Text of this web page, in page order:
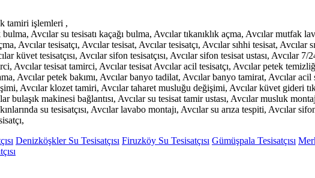
tamiri işlemleri ,
Avcılar su tesisatı kaçağı bulma, Avcılar tıkanıklık açma, Avcılar mutfak
Avcılar tesisatçı, Avcılar tesisat, Avcılar tesisatçı, Avcılar sıhhi tesisat, Avcılar
küvet tesisatçısı, Avcılar sifon tesisatçısı, Avcılar sifon tesisat ustası, Avcılar
Avcılar tesisat tamirci, Avcılar tesisat Avcılar acil tesisatçı, Avcılar petek
Avcılar petek bakımı, Avcılar banyo tadilat, Avcılar banyo tamirat, Avcılar
Avcılar klozet tamiri, Avcılar taharet musluğu değişimi, Avcılar küvet gideri
bulaşık makinesi bağlantısı, Avcılar su tesisat tamir ustası, Avcılar musluk
su tesisatçısı, Avcılar lavabo montajı, Avcılar su arıza tespiti, Avcılar
Denizköşkler Su Tesisatçısı Firuzköy Su Tesisatçısı Gümüşpala Tesisatçısı